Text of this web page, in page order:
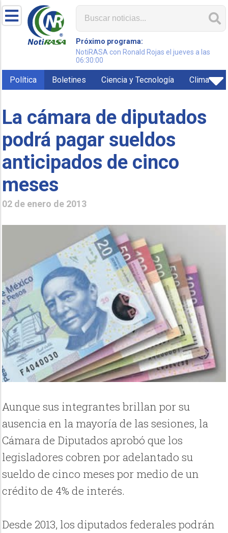
Próximo programa:
NotiRASA con Ronald Rojas el jueves a las
06:30:00
Política Boletines Ciencia y Tecnología Clima
La cámara de diputados
podrá pagar sueldos
anticipados de cinco
meses
02 de enero de 2013
Aunque sus integrantes brillan por su
ausencia en la mayoría de las sesiones, la
Cámara de Diputados aprobó que los
legisladores cobren por adelantado su
sueldo de cinco meses por medio de un
crédito de 4% de interés.
Desde 2013, los diputados federales podrán